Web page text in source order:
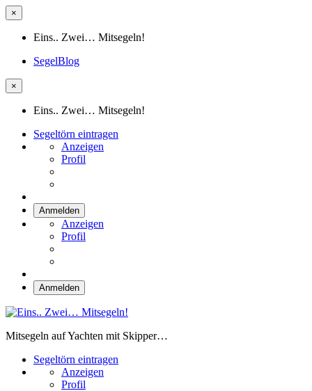
×
Eins.. Zwei… Mitsegeln!
SegelBlog
×
Eins.. Zwei… Mitsegeln!
Segeltörn eintragen
Anzeigen
Profil
Anmelden
Anzeigen
Profil
Anmelden
Mitsegeln auf Yachten mit Skipper…
Segeltörn eintragen
Anzeigen
Profil